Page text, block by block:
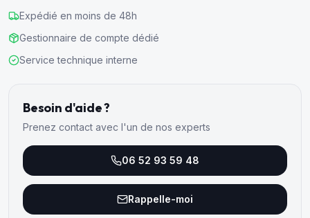
Expédié en moins de 48h
Gestionnaire de compte dédié
Service technique interne
Besoin d'aide ?
Prenez contact avec l'un de nos experts
06 52 93 59 48
Rappelle-moi